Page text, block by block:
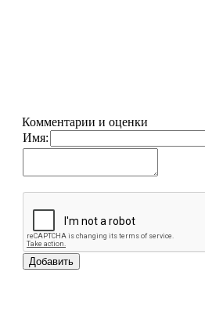
Комментарии и оценки
Имя: